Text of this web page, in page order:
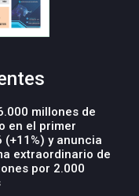
millones de
en el primer
(+11%) y anuncia
extraordinario de
por 2.000